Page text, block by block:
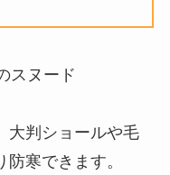
スヌード
大判ショールや毛
寒できます。